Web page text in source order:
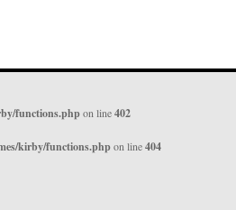
functions.phpon line402
kirby/functions.phpon line404